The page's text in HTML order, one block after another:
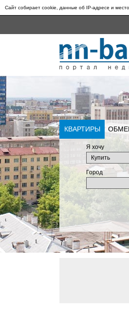
Сайт собирает cookie, данные об IP-адресе и
КВАРТИРЫ
Я хочу
Город